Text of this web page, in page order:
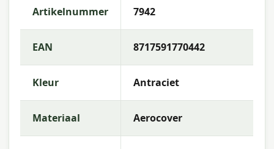
EAN: 8717591770442
Materiaal: AeroCover fabric
Doekkleur
Ademende stof gaat schimmelvorming tegen.
Artikelnummer 7942
EAN 8717591770442
Kleur Antraciet
Materiaal Aerocover